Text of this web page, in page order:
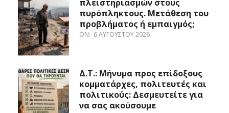
πλειστηριασμών στους
πυρόπληκτους. Μετάθεση του
προβλήματος ή εμπαιγμός;
ON: 6 ΑΥΓΟΎΣΤΟΥ 2026
Δ.Τ.: Μήνυμα προς επίδοξους
κομματάρχες, πολιτευτές και
πολιτικούς: Δεσμευτείτε για
να σας ακούσουμε